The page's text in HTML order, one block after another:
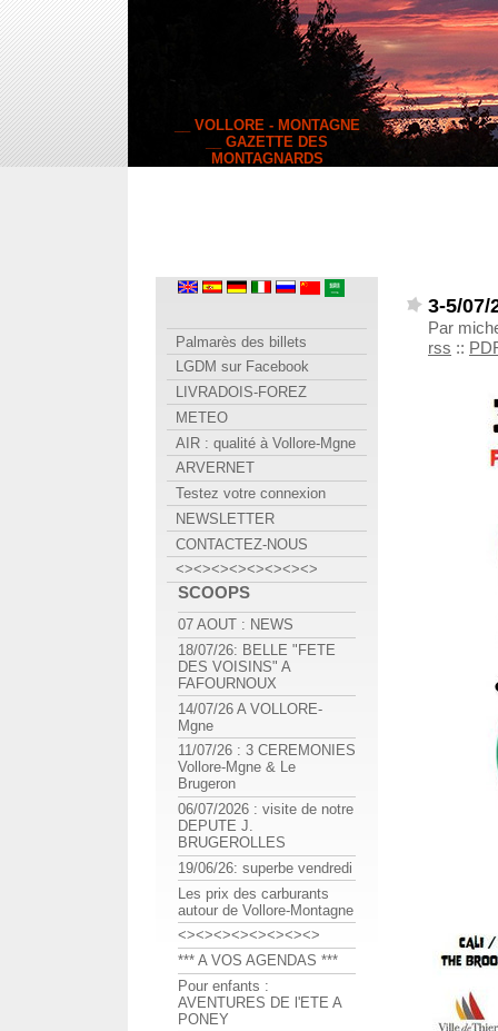
__ VOLLORE - MONTAGNE
__ GAZETTE DES
MONTAGNARDS
3-5/07/
Par
rss ::
Palmarès des billets
LGDM sur Facebook
LIVRADOIS-FOREZ
METEO
AIR : qualité à Vollore-Mgne
ARVERNET
Testez votre connexion
NEWSLETTER
CONTACTEZ-NOUS
<><><><><><><><>
SCOOPS
07 AOUT : NEWS
18/07/26: BELLE "FETE
DES VOISINS" A
FAFOURNOUX
14/07/26 A VOLLORE-
Mgne
11/07/26 : 3 CEREMONIES
Vollore-Mgne & Le
Brugeron
06/07/2026 : visite de notre
DEPUTE J.
BRUGEROLLES
19/06/26: superbe vendredi
Les prix des carburants
autour de Vollore-Montagne
<><><><><><><><>
*** A VOS AGENDAS ***
Pour enfants :
AVENTURES DE l'ETE A
PONEY